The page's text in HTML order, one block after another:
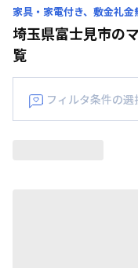
家具・家電付き、敷金礼金
埼玉県富士見市の
覧
フィルタ条件の選